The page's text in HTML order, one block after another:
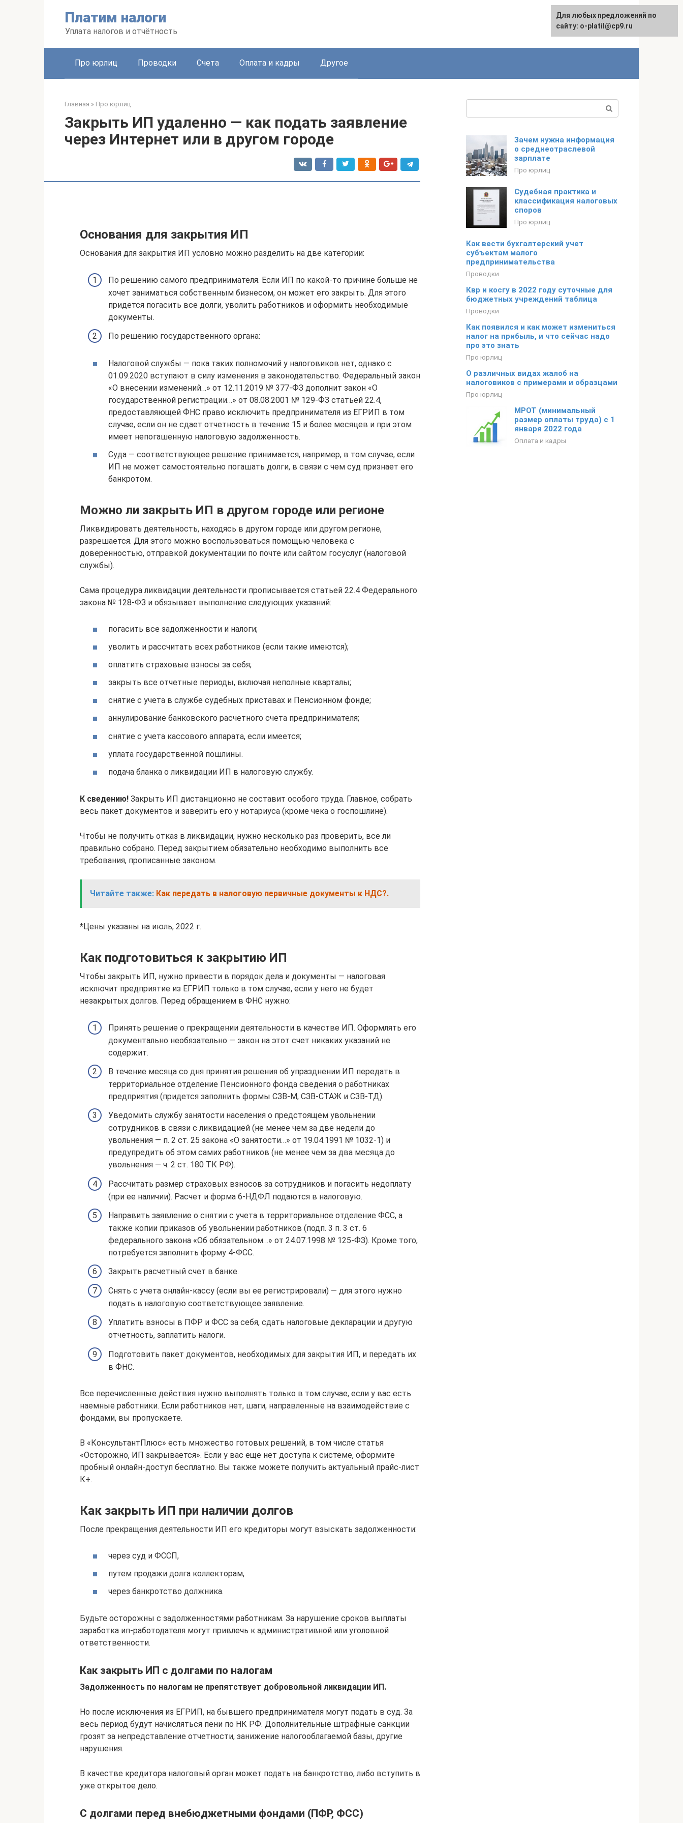
Платим налоги
Уплата налогов и отчётность
Про юрлиц Проводки Счета Оплата и кадры Другое
Главная » Про юрлиц
Закрыть ИП удаленно — как подать заявление
через Интернет или в другом городе
Основания для закрытия ИП
Основания для закрытия ИП условно можно разделить на две категории:
По решению самого предпринимателя. Если ИП по какой-то причине больше не
хочет заниматься собственным бизнесом, он может его закрыть. Для этого
придется погасить все долги, уволить работников и оформить необходимые
документы.
По решению государственного органа:
Налоговой службы — пока таких полномочий у налоговиков нет, однако с
01.09.2020 вступают в силу изменения в законодательство. Федеральный закон
«О внесении изменений…» от 12.11.2019 № 377-ФЗ дополнит закон «О
государственной регистрации…» от 08.08.2001 № 129-ФЗ статьей 22.4,
предоставляющей ФНС право исключить предпринимателя из ЕГРИП в том
случае, если он не сдает отчетность в течение 15 и более месяцев и при этом
имеет непогашенную налоговую задолженность.
Суда — соответствующее решение принимается, например, в том случае, если
ИП не может самостоятельно погашать долги, в связи с чем суд признает его
банкротом.
Можно ли закрыть ИП в другом городе или регионе
Ликвидировать деятельность, находясь в другом городе или другом регионе,
разрешается. Для этого можно воспользоваться помощью человека с
доверенностью, отправкой документации по почте или сайтом госуслуг (налоговой
службы).
Сама процедура ликвидации деятельности прописывается статьей 22.4 Федерального
закона № 128-ФЗ и обязывает выполнение следующих указаний:
погасить все задолженности и налоги;
уволить и рассчитать всех работников (если такие имеются);
оплатить страховые взносы за себя;
закрыть все отчетные периоды, включая неполные кварталы;
снятие с учета в службе судебных приставах и Пенсионном фонде;
аннулирование банковского расчетного счета предпринимателя;
снятие с учета кассового аппарата, если имеется;
уплата государственной пошлины.
подача бланка о ликвидации ИП в налоговую службу.
К сведению! Закрыть ИП дистанционно не составит особого труда. Главное, собрать
весь пакет документов и заверить его у нотариуса (кроме чека о госпошлине).
Чтобы не получить отказ в ликвидации, нужно несколько раз проверить, все ли
правильно собрано. Перед закрытием обязательно необходимо выполнить все
требования, прописанные законом.
Читайте также: Как передать в налоговую первичные документы к НДС?.
*Цены указаны на июль, 2022 г.
Как подготовиться к закрытию ИП
Чтобы закрыть ИП, нужно привести в порядок дела и документы — налоговая
исключит предприятие из ЕГРИП только в том случае, если у него не будет
незакрытых долгов. Перед обращением в ФНС нужно:
Принять решение о прекращении деятельности в качестве ИП. Оформлять его
документально необязательно — закон на этот счет никаких указаний не
содержит.
В течение месяца со дня принятия решения об упразднении ИП передать в
территориальное отделение Пенсионного фонда сведения о работниках
предприятия (придется заполнить формы СЗВ-М, СЗВ-СТАЖ и СЗВ-ТД).
Уведомить службу занятости населения о предстоящем увольнении
сотрудников в связи с ликвидацией (не менее чем за две недели до
увольнения — п. 2 ст. 25 закона «О занятости…» от 19.04.1991 № 1032-1) и
предупредить об этом самих работников (не менее чем за два месяца до
увольнения — ч. 2 ст. 180 ТК РФ).
Рассчитать размер страховых взносов за сотрудников и погасить недоплату
(при ее наличии). Расчет и форма 6-НДФЛ подаются в налоговую.
Направить заявление о снятии с учета в территориальное отделение ФСС, а
также копии приказов об увольнении работников (подп. 3 п. 3 ст. 6
федерального закона «Об обязательном…» от 24.07.1998 № 125-ФЗ). Кроме того,
потребуется заполнить форму 4-ФСС.
Закрыть расчетный счет в банке.
Снять с учета онлайн-кассу (если вы ее регистрировали) — для этого нужно
подать в налоговую соответствующее заявление.
Уплатить взносы в ПФР и ФСС за себя, сдать налоговые декларации и другую
отчетность, заплатить налоги.
Подготовить пакет документов, необходимых для закрытия ИП, и передать их
в ФНС.
Все перечисленные действия нужно выполнять только в том случае, если у вас есть
наемные работники. Если работников нет, шаги, направленные на взаимодействие с
фондами, вы пропускаете.
В «КонсультантПлюс» есть множество готовых решений, в том числе статья
«Осторожно, ИП закрывается». Если у вас еще нет доступа к системе, оформите
пробный онлайн-доступ бесплатно. Вы также можете получить актуальный прайс-лист
К+.
Как закрыть ИП при наличии долгов
После прекращения деятельности ИП его кредиторы могут взыскать задолженности:
через суд и ФССП,
путем продажи долга коллекторам,
через банкротство должника.
Будьте осторожны с задолженностями работникам. За нарушение сроков выплаты
заработка ип-работодателя могут привлечь к административной или уголовной
ответственности.
Как закрыть ИП с долгами по налогам
Задолженность по налогам не препятствует добровольной ликвидации ИП.
Но после исключения из ЕГРИП, на бывшего предпринимателя могут подать в суд. За
весь период будут начисляться пени по НК РФ. Дополнительные штрафные санкции
грозят за непредставление отчетности, занижение налогооблагаемой базы, другие
нарушения.
В качестве кредитора налоговый орган может подать на банкротство, либо вступить в
уже открытое дело.
С долгами перед внебюджетными фондами (ПФР, ФСС)
Зачем нужна информация
о среднеотраслевой
зарплате
Про юрлиц
Судебная практика и
классификация налоговых
споров
Про юрлиц
Как вести бухгалтерский учет
субъектам малого
предпринимательства
Проводки
Квр и косгу в 2022 году суточные для
бюджетных учреждений таблица
Проводки
Как появился и как может измениться
налог на прибыль, и что сейчас надо
про это знать
Про юрлиц
О различных видах жалоб на
налоговиков с примерами и образцами
Про юрлиц
МРОТ (минимальный
размер оплаты труда) c 1
января 2022 года
Оплата и кадры
Для любых предложений по
сайту: o-platil@cp9.ru